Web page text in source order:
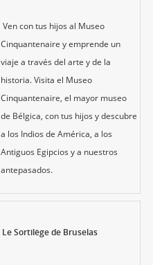
Ven con tus hijos al Museo
Cinquantenaire y emprende un
viaje a través del arte y de la
historia. Visita el Museo
Cinquantenaire, el mayor museo
de Bélgica, con tus hijos y descubre
a los Indios de América, a los
Antiguos Egipcios y a nuestros
antepasados.
Le Sortilège de Bruselas